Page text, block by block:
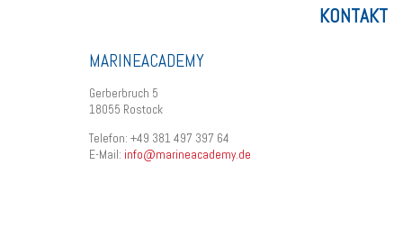
KONTAKT
MARINEACADEMY
Gerberbruch 5
18055 Rostock
Telefon: +49 381 497 397 64
E-Mail: info@marineacademy.de